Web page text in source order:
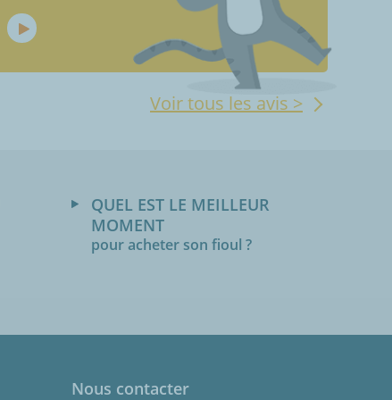
Voir tous les avis >
QUEL EST LE MEILLEUR
MOMENT
pour acheter son fioul ?
Nous contacter